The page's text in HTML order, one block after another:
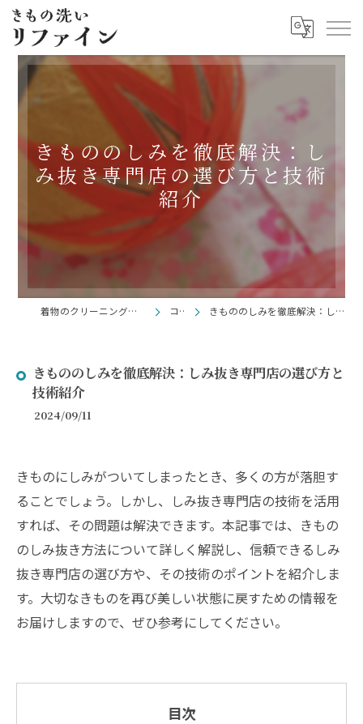
きもののしみを徹底解決：し
み抜き専門店の選び方と技術
紹介
着物のクリーニングならきもの洗い リファイン コラム きもののしみを徹底解決：しみ抜き専門店の選び方と技術紹介
きもののしみを徹底解決：しみ抜き専門店の選び方と
技術紹介
2024/09/11
きものにしみがついてしまったとき、多くの方が落胆す
ることでしょう。しかし、しみ抜き専門店の技術を活用
すれば、その問題は解決できます。本記事では、きもの
のしみ抜き方法について詳しく解説し、信頼できるしみ
抜き専門店の選び方や、その技術のポイントを紹介しま
す。大切なきものを再び美しい状態に戻すための情報を
お届けしますので、ぜひ参考にしてください。
目次